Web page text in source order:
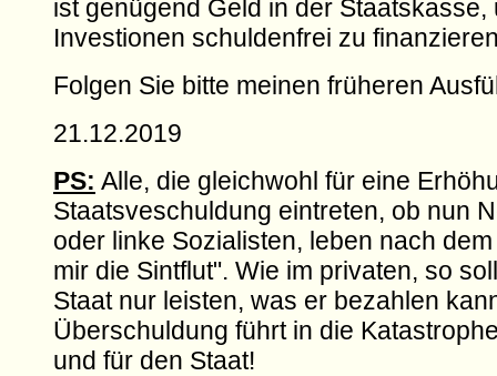
ist genügend Geld in der Staatskasse,
Investionen schuldenfrei zu
Folgen Sie bitte meinen früheren
21.12.2019
PS: Alle, die gleichwohl für eine
Staatsveschuldung eintreten, ob nun
oder linke Sozialisten, leben nach
mir die Sintflut". Wie im privaten, so
Staat nur leisten, was er bezahlen
Überschuldung führt in die
und für den Staat!